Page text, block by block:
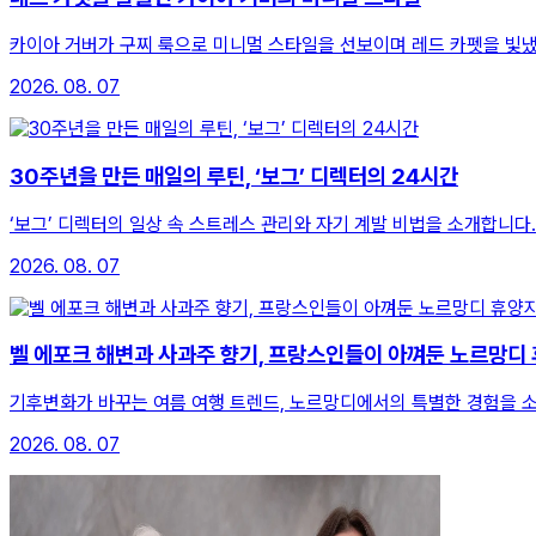
카이아 거버가 구찌 룩으로 미니멀 스타일을 선보이며 레드 카펫을 빛
2026. 08. 07
30주년을 만든 매일의 루틴, ‘보그’ 디렉터의 24시간
‘보그’ 디렉터의 일상 속 스트레스 관리와 자기 계발 비법을 소개합니다.
2026. 08. 07
벨 에포크 해변과 사과주 향기, 프랑스인들이 아껴둔 노르망디
기후변화가 바꾸는 여름 여행 트렌드, 노르망디에서의 특별한 경험을
2026. 08. 07